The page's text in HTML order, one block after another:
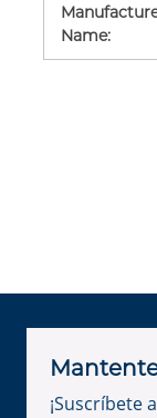
Name:
¡Suscríbete